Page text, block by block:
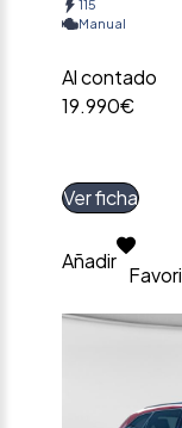
115
Manual
Al contado
19.990€
Ver ficha
Añadir